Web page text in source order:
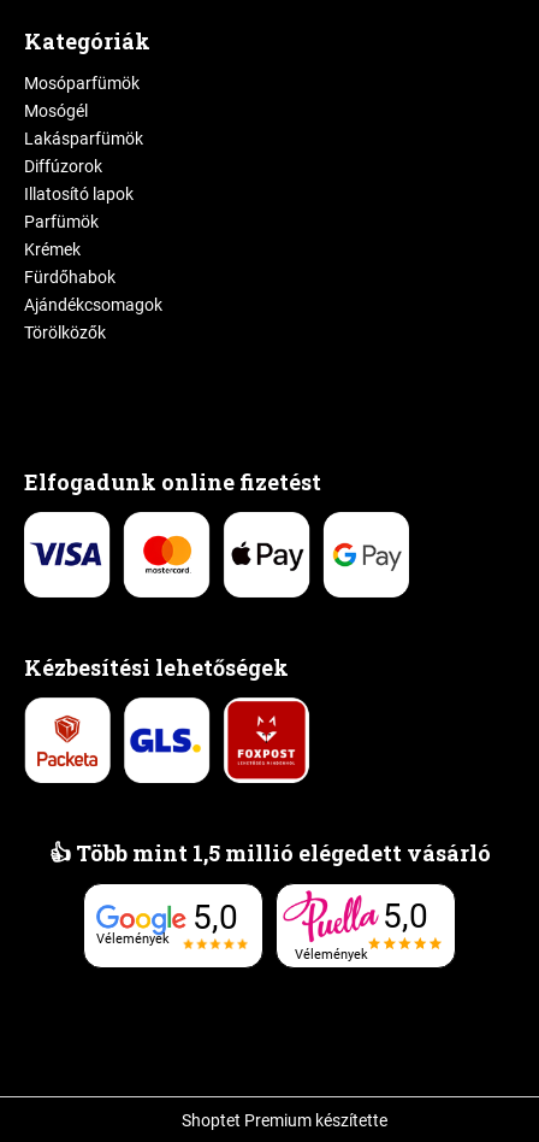
Kategóriák
Mosóparfümök
Mosógél
Lakásparfümök
Diffúzorok
Illatosító lapok
Parfümök
Krémek
Fürdőhabok
Ajándékcsomagok
Törölközők
Elfogadunk online fizetést
Kézbesítési lehetőségek
👍 Több mint 1,5 millió elégedett vásárló
Vélemények
5,0
Vélemények
5,0
Shoptet Premium készítette